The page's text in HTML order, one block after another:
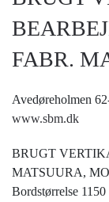
FABR.
Avedøreholmen
www.sbm.dk
BRUGT
MATSUURA,
Bordstørrelse